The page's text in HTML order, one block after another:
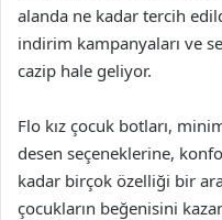
alanda ne kadar tercih
indirim kampanyaları ve
cazip hale geliyor.
Flo kız çocuk botları,
desen seçeneklerine,
kadar birçok özelliği bir
çocukların beğenisini